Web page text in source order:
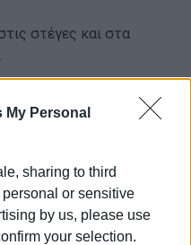
My Personal
sharing to third
or sensitive
by us, please use
your selection.
στέγες και στα
κουφωμάτων με νέα τα
από σύνθετο προφίλ
σωμάτων με νέα
led.